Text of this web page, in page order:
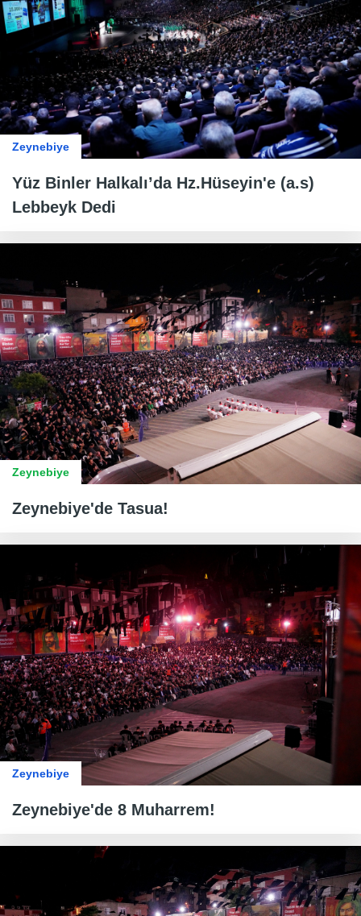
Zeynebiye
Yüz Binler Halkalı’da Hz.Hüseyin'e (a.s)
Lebbeyk Dedi
Zeynebiye
Zeynebiye'de Tasua!
Zeynebiye
Zeynebiye'de 8 Muharrem!